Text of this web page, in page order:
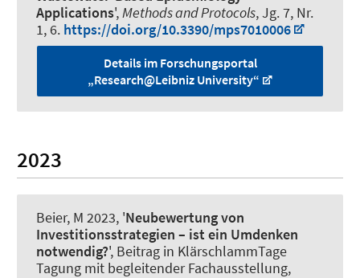
Applications',Methods and Protocols, Jg. 7, Nr.
1, 6. https://doi.org/10.3390/mps7010006
Details im Forschungsportal
„Research@Leibniz University“
2023
Beier, M 2023, 'Neubewertung von
Investitionsstrategien – ist ein Umdenken
notwendig?', Beitrag in KlärschlammTage
Tagung mit begleitender Fachausstellung,